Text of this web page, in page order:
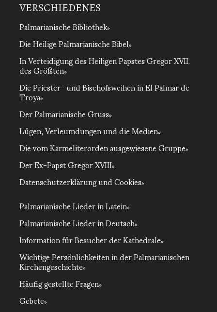
VERSCHIEDENES
Palmarianische Bibliothek
Die Heilige Palmarianische Bibel
In Verteidigung des Heiligen Papstes Gregor XVII.
des Größten
Die Priester- und Bischofsweihen in El Palmar de
Troya
Der Palmarianische Gruss
Lügen, Verleumdungen und die Medien
Die vom Karmeliterorden ausgewiesene Gruppe
Der Ex-Papst Gregor XVIII
Datenschutzerklärung und Cookies
Palmarianische Lieder in Latein
Palmarianische Lieder in Deutsch
Information für Besucher der Kathedrale
Wichtige Persönlichkeiten in der Palmarianischen
Kirchengeschichte
Häufig gestellte Fragen
Gebete